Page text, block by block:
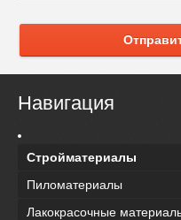
Навигация
Стройматериалы
Пиломатериалы
Лакокрасочные